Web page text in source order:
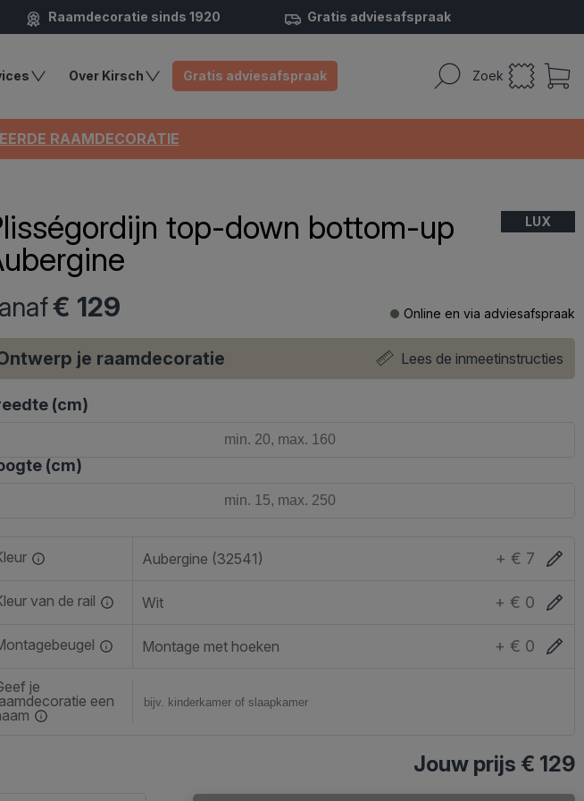
Raamdecoratie sinds 1920 Gratis adviesafspraak
Zoek
Over Kirsch Gratis adviesafspraak
RAAMDECORATIE
top-down bottom-up
LUX
€ 129 Online en via adviesafspraak
je raamdecoratie Lees de inmeetinstructies
(cm)
(cm)
Aubergine (32541) + € 7
van de rail Wit + € 0
Montage met hoeken + € 0
je
een
Jouw prijs € 129